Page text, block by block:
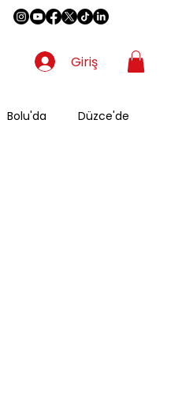
Giriş
Bolu'da Düzce'de